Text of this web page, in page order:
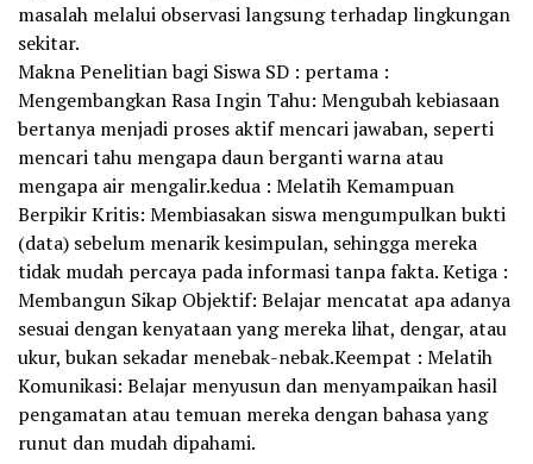
masalah melalui observasi langsung terhadap lingkungan
sekitar.
Makna Penelitian bagi Siswa SD : pertama :
Mengembangkan Rasa Ingin Tahu: Mengubah kebiasaan
bertanya menjadi proses aktif mencari jawaban, seperti
mencari tahu mengapa daun berganti warna atau
mengapa air mengalir.kedua : Melatih Kemampuan
Berpikir Kritis: Membiasakan siswa mengumpulkan bukti
(data) sebelum menarik kesimpulan, sehingga mereka
tidak mudah percaya pada informasi tanpa fakta. Ketiga :
Membangun Sikap Objektif: Belajar mencatat apa adanya
sesuai dengan kenyataan yang mereka lihat, dengar, atau
ukur, bukan sekadar menebak-nebak.Keempat : Melatih
Komunikasi: Belajar menyusun dan menyampaikan hasil
pengamatan atau temuan mereka dengan bahasa yang
runut dan mudah dipahami.